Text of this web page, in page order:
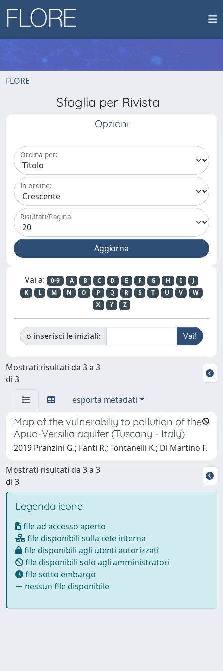
FLORE
Sfoglia per Rivista
Opzioni
Ordina per:
In ordine:
Risultati/Pagina
Vai a: 0-9 A B C D E F G H I
J
K
L M N O P Q R S T U V
W
X
Y Z
o inserisci le iniziali:
Mostrati risultati da 3 a 3
di 3
esporta metadati
Map of the vulnerabiliy to pollution of the
Apuo-Versilia aquifer (Tuscany - Italy)
2019 Pranzini G.; Fanti R.; Fontanelli K.; Di Martino F.
Mostrati risultati da 3 a 3
di 3
Legenda icone
file ad accesso aperto
file disponibili sulla rete interna
file disponibili agli utenti autorizzati
file disponibili solo agli amministratori
file sotto embargo
nessun file disponibile